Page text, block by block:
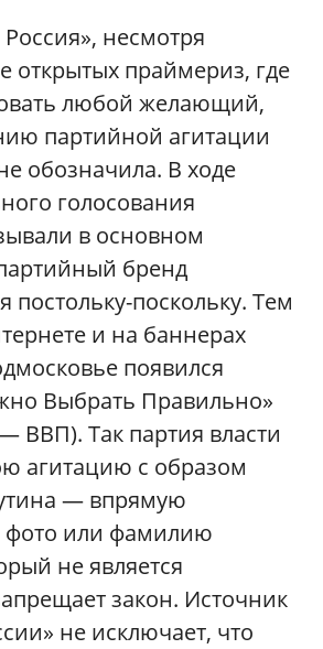
несмотря
открытых праймериз, где
любой желающий,
партийной агитации
обозначила. В ходе
голосования
в основном
бренд
постольку-поскольку. Тем
и на баннерах
появился
Выбрать Правильно»
ВВП). Так партия власти
агитацию с образом
— впрямую
фото или фамилию
не является
закон. Источник
не исключает, что